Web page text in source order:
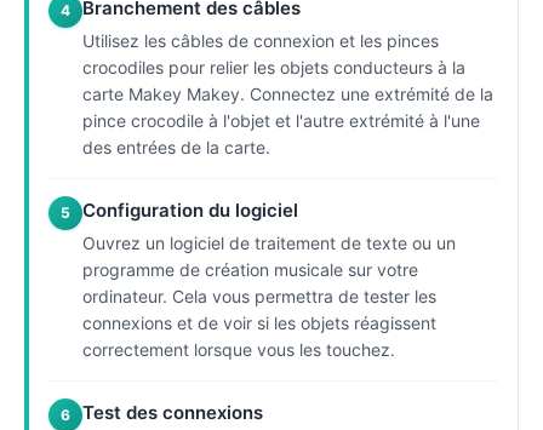
4 Branchement des câbles
Utilisez les câbles de connexion et les pinces
crocodiles pour relier les objets conducteurs à la
carte Makey Makey. Connectez une extrémité de la
pince crocodile à l'objet et l'autre extrémité à l'une
des entrées de la carte.
5 Configuration du logiciel
Ouvrez un logiciel de traitement de texte ou un
programme de création musicale sur votre
ordinateur. Cela vous permettra de tester les
connexions et de voir si les objets réagissent
correctement lorsque vous les touchez.
6 Test des connexions